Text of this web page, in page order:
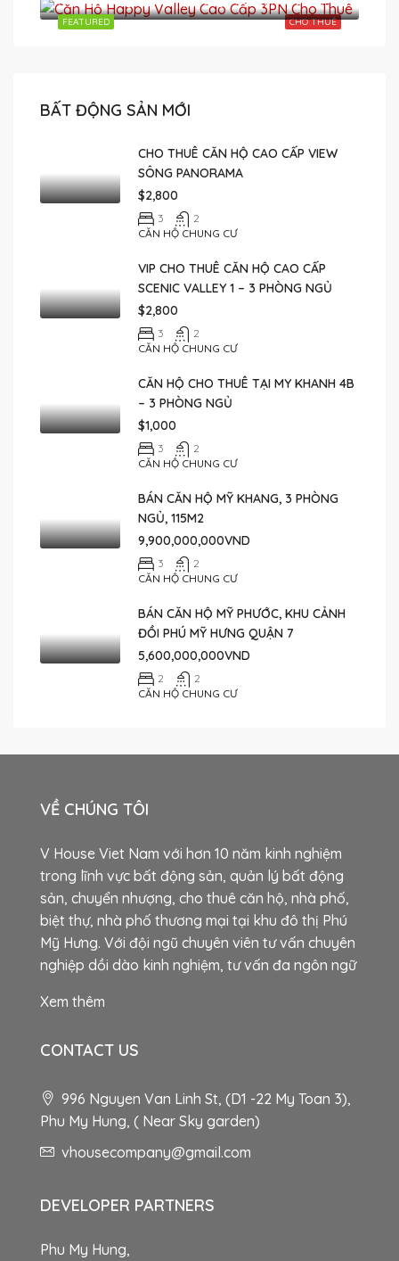
CHO THUÊ
FEATURED
BẤT ĐỘNG SẢN MỚI
CHO THUÊ CĂN HỘ CAO CẤP VIEW
SÔNG PANORAMA
$2,800
3
2
CĂN HỘ CHUNG CƯ
VIP CHO THUÊ CĂN HỘ CAO CẤP
SCENIC VALLEY 1 – 3 PHÒNG NGỦ
$2,800
3
2
CĂN HỘ CHUNG CƯ
CĂN HỘ CHO THUÊ TẠI MY KHANH 4B
– 3 PHÒNG NGỦ
$1,000
3
2
CĂN HỘ CHUNG CƯ
BÁN CĂN HỘ MỸ KHANG, 3 PHÒNG
NGỦ, 115M2
9,900,000,000VND
3
2
CĂN HỘ CHUNG CƯ
BÁN CĂN HỘ MỸ PHƯỚC, KHU CẢNH
ĐỒI PHÚ MỸ HƯNG QUẬN 7
5,600,000,000VND
2
2
CĂN HỘ CHUNG CƯ
VỀ CHÚNG TÔI
V House Viet Nam với hơn 10 năm kinh nghiệm
trong lĩnh vực bất động sản, quản lý bất động
sản, chuyển nhượng, cho thuê căn hộ, nhà phố,
biệt thự, nhà phố thương mại tại khu đô thị Phú
Mỹ Hưng. Với đội ngũ chuyên viên tư vấn chuyên
nghiệp dồi dào kinh nghiệm, tư vấn đa ngôn ngữ
Xem thêm
CONTACT US
996 Nguyen Van Linh St, (D1 -22 My Toan 3),
Phu My Hung, ( Near Sky garden)
vhousecompany@gmail.com
DEVELOPER PARTNERS
Phu My Hung,